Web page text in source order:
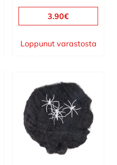
3.90€
Loppunut varastosta